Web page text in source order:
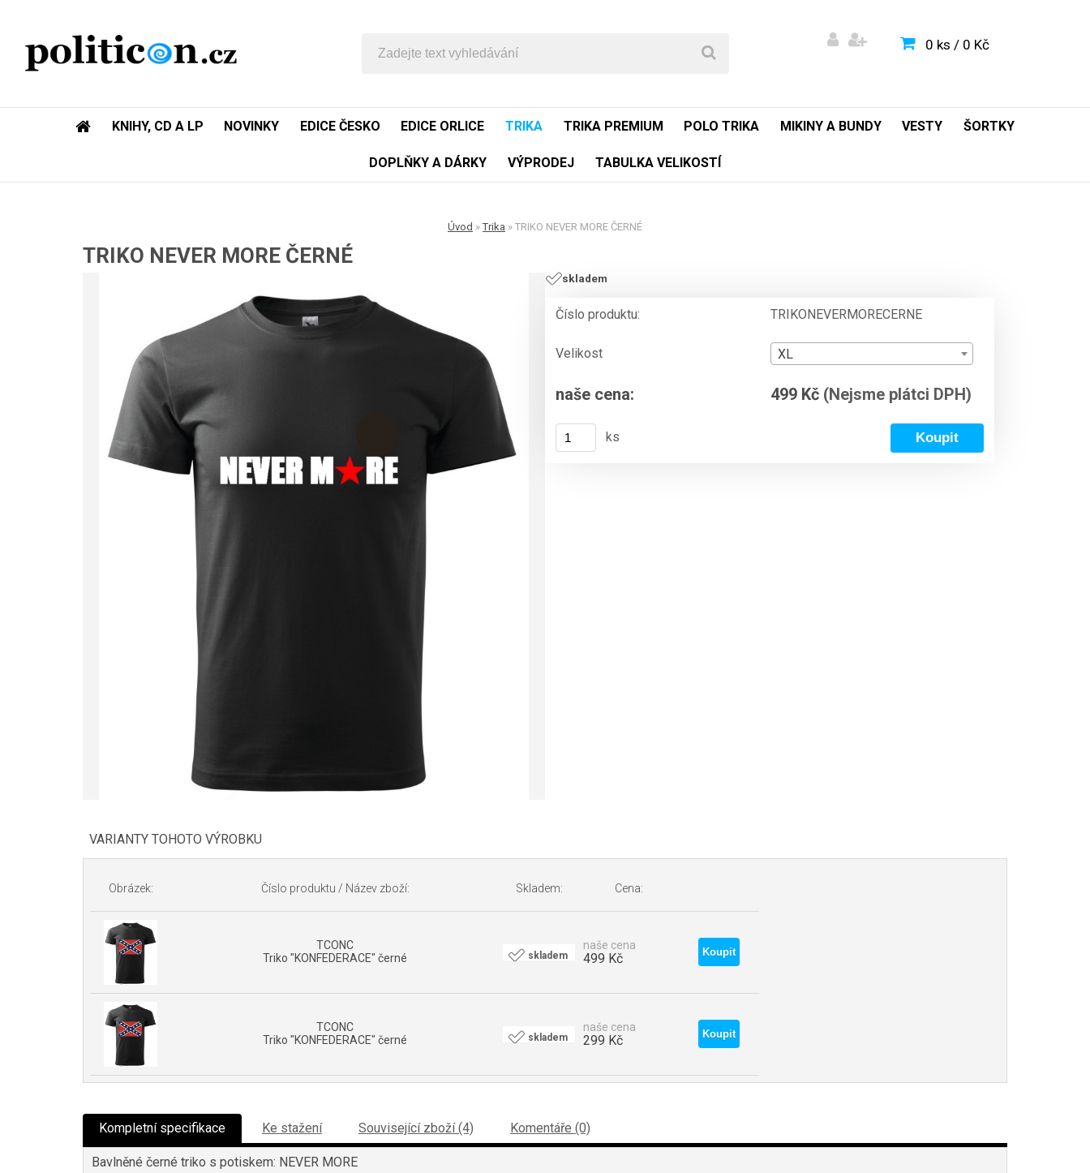
0 ks / 0 Kč
KNIHY, CD A LP NOVINKY EDICE ČESKO EDICE ORLICE TRIKA TRIKA PREMIUM POLO TRIKA MIKINY A BUNDY VESTY ŠORTKY
DOPLŇKY A DÁRKY VÝPRODEJ TABULKA VELIKOSTÍ
Úvod » Trika » TRIKO NEVER MORE ČERNÉ
TRIKO NEVER MORE ČERNÉ
skladem
Číslo produktu: TRIKONEVERMORECERNE
Velikost XL
naše cena: 499 Kč (Nejsme plátci DPH)
ks
VARIANTY TOHOTO VÝROBKU
Obrázek: Číslo produktu / Název zboží: Skladem: Cena:
TCONC
Triko "KONFEDERACE" černé
skladem
naše cena
499 Kč
TCONC
Triko "KONFEDERACE" černé
skladem
naše cena
299 Kč
Kompletní specifikace Ke stažení Související zboží (4) Komentáře (0)
Bavlněné černé triko s potiskem: NEVER MORE